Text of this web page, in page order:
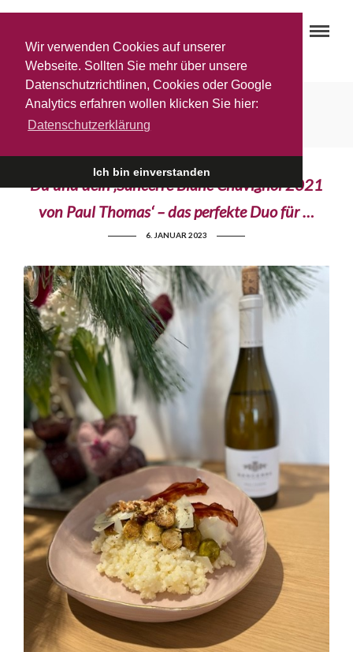
Wir verwenden Cookies auf unserer
Webseite. Sollten Sie mehr über unsere
Datenschutzrichtlinen, Cookies oder Google
Analytics erfahren wollen klicken Sie hier:
Datenschutzerklärung
Ich bin einverstanden
Festtagsmenü
Du und dein ‚Sancerre Blanc Chavignol 2021
von Paul Thomas‘ – das perfekte Duo für …
6. JANUAR 2023